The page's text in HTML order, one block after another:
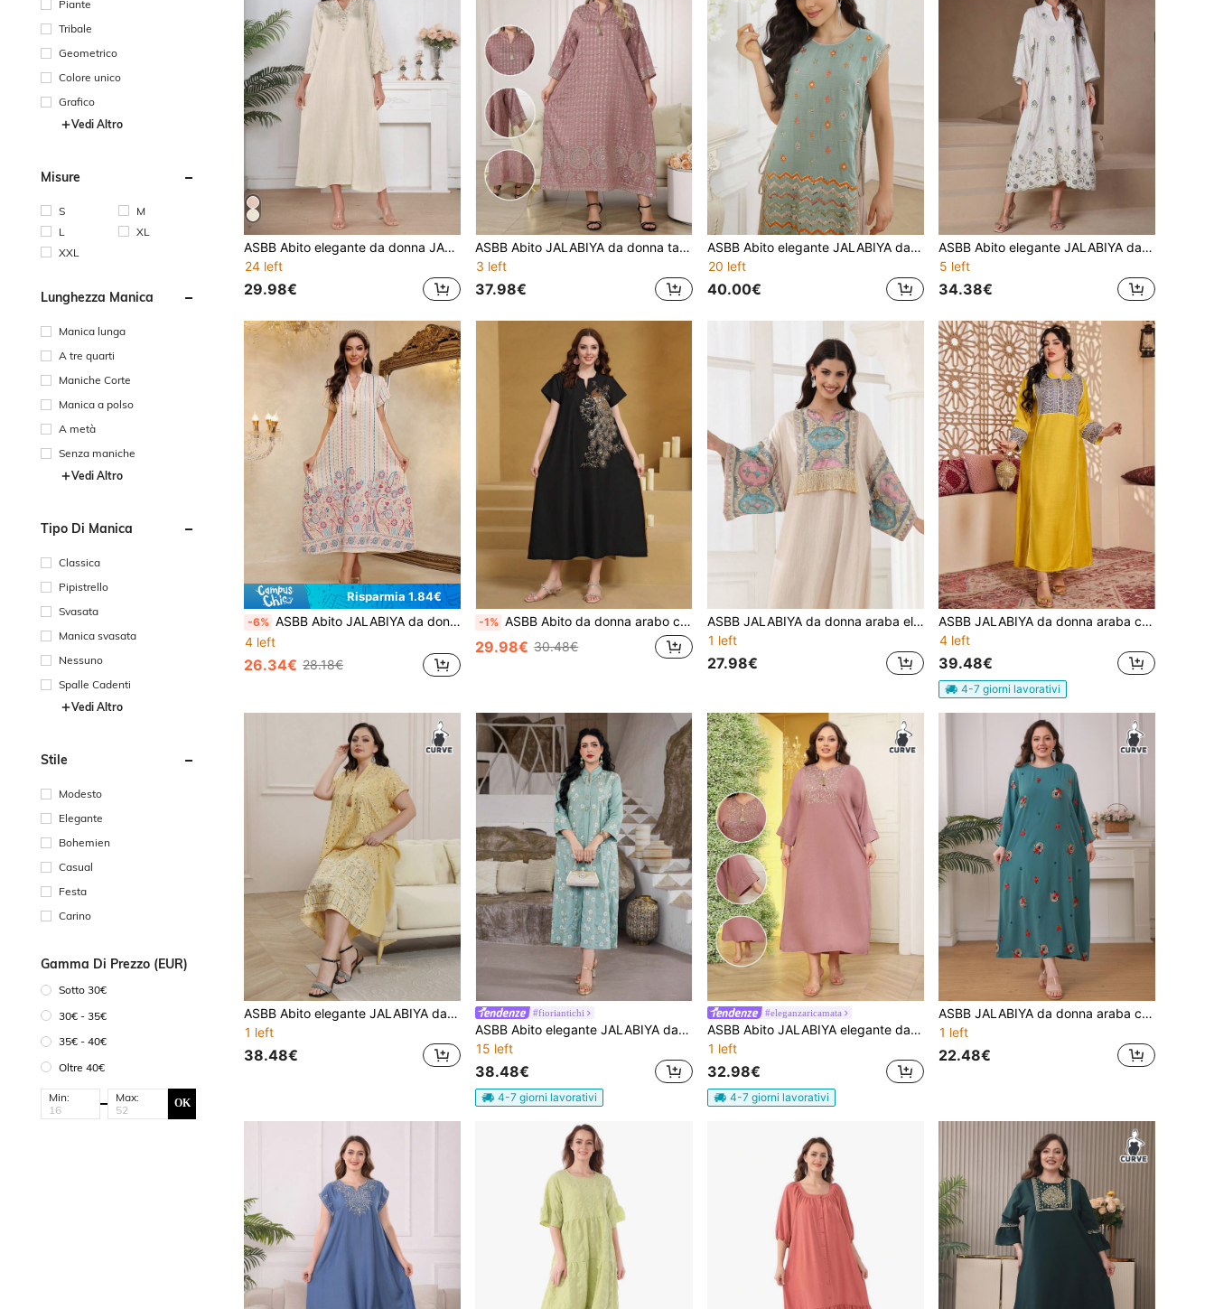
Piante
Tribale
Geometrico
Colore unico
Grafico
Vedi Altro
Misure
S
M
L
XL
XXL
Lunghezza Manica
Manica lunga
A tre quarti
Maniche Corte
Manica a polso
A metà
Senza maniche
Vedi Altro
Tipo Di Manica
Classica
Pipistrello
Svasata
Manica svasata
Nessuno
Spalle Cadenti
Vedi Altro
Stile
Modesto
Elegante
Bohemien
Casual
Festa
Carino
Gamma Di Prezzo (EUR)
Sotto 30€
30€ - 35€
35€ - 40€
Oltre 40€
Min: Max: OK
ASBB Abito elegante da donna JALABIYA con ricamo pesante floreale arabo, scollo a V e maniche in pizzo, outfit casual per vacanze, feste e autunno 2026
24 left
29.98€
ASBB Abito JALABIYA da donna taglie forti con ricami e paillettes dorate pesanti, abito elegante rosa antico, abbigliamento casual per vacanze e feste autunnali 2026
3 left
37.98€
ASBB Abito elegante JALABIYA da donna araba con ricamo in paillettes dorate pesanti, spacco laterale con laccio, senza maniche, color albicocca, outfit per vacanze e festival estivi 2026
20 left
40.00€
ASBB Abito elegante JALABIYA da donna arabo con stampa colorata resistente, maniche 3/4 e orlo in pizzo, beige, outfit casual per feste e vacanze autunno 2026
5 left
34.38€
Risparmia 1.84€
-6% ASBB Abito JALABIYA da donna arabo con ricamo pesante e colorato, con frange, scollo a V con incavo, colore albicocca, outfit elegante per feste, vacanze e casual, autunno 2026
4 left
26.34€ 28.18€
-1% ASBB Abito da donna arabo con ricamo di paillettes dorate pesanti, JALABIYA con scollo a V e bordo dorato, abito lungo nero elegante, abbigliamento casual per festival estivi 2026
29.98€ 30.48€
ASBB JALABIYA da donna araba elegante in colore albicocca con ricami colorati e paillettes dorate, nappe dorate, abito casual per feste e vacanze autunno 2026
1 left
27.98€
ASBB JALABIYA da donna araba con ricami e perline pesanti, scollo a V, maniche lunghe, colore giallo, abito elegante 2026 per vacanze, feste e outfit casual
4 left
39.48€
4-7 giorni lavorativi
ASBB Abito elegante JALABIYA da donna taglie forti con ricami e paillettes dorate, scollo a V, nappine, colore giallo, per feste estive, vacanze e outfit casual 2026
1 left
38.48€
#fioriantichi
ASBB Abito elegante JALABIYA da donna araba verde con ricamo pesante floreale 3D oro & argento, outfit casual per vacanze, feste e autunno 2026
15 left
38.48€
4-7 giorni lavorativi
#eleganzaricamata
ASBB Abito JALABIYA elegante da donna con ricamo pesante dorato e nappe, scollo a V, colore rosa polvere, outfit casual per feste e vacanze autunno 2026
1 left
32.98€
4-7 giorni lavorativi
ASBB JALABIYA da donna araba con ricamo floreale pesante, collo rotondo, verde, elegante, per festival autunnali 2026, feste, vacanze e abbigliamento casual
1 left
22.48€